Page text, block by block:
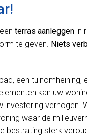
terras aanleggen in
te geven. Niets
een
kan uw
investering verhogen.
waar de
bestrating sterk